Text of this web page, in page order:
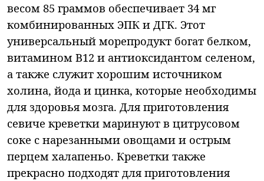
весом 85 граммов обеспечивает 34 мг
комбинированных ЭПК и ДГК. Этот
универсальный морепродукт богат белком,
витамином B12 и антиоксидантом селеном,
а также служит хорошим источником
холина, йода и цинка, которые необходимы
для здоровья мозга. Для приготовления
севиче креветки маринуют в цитрусовом
соке с нарезанными овощами и острым
перцем халапеньо. Креветки также
прекрасно подходят для приготовления